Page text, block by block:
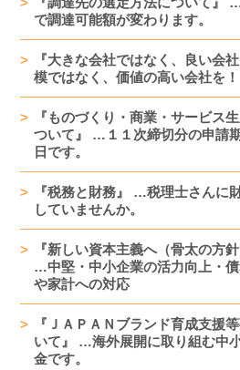
で調達可能額が変わります。
『大きな会社ではなく、良い会
模ではなく、価値の高い会社を！
『ものづくり・商業・サービス
ついて』 …１１次締切分の申請
日です。
『税務と財務』 …税理士さんに
していませんか。
『新しい資本主義へ（骨太の方
…中堅・中小企業の活力向上・
や家計への対応
『ＪＡＰＡＮブランド育成支援
いて』 …海外展開に取り組む中
金です。